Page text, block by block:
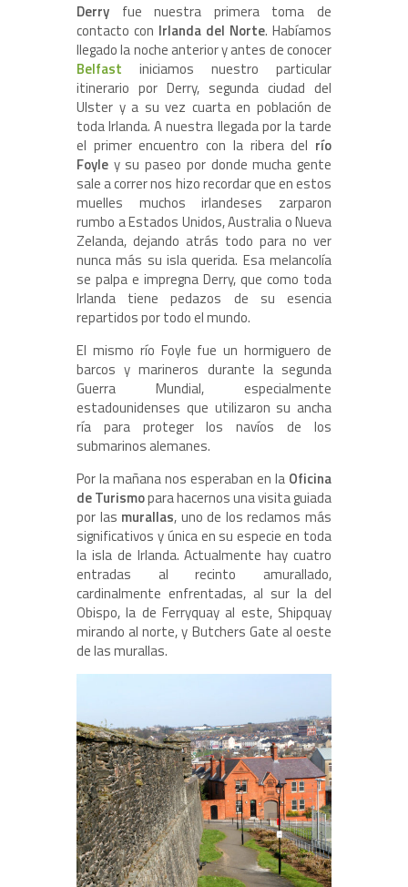
Derry fue nuestra primera toma de
contacto con Irlanda del Norte. Habíamos
llegado la noche anterior y antes de conocer
Belfast
iniciamos nuestro particular
itinerario por Derry, segunda ciudad del
Ulster y a su vez cuarta en población de
toda Irlanda. A nuestra llegada por la tarde
el primer encuentro con la ribera del río
Foyle y su paseo por donde mucha gente
sale a correr nos hizo recordar que en estos
muelles muchos irlandeses zarparon
rumbo a Estados Unidos, Australia o Nueva
Zelanda, dejando atrás todo para no ver
nunca más su isla querida. Esa melancolía
se palpa e impregna Derry, que como toda
Irlanda tiene pedazos de su esencia
repartidos por todo el mundo.
El mismo río Foyle fue un hormiguero de
barcos y marineros durante la segunda
Guerra Mundial, especialmente
estadounidenses que utilizaron su ancha
ría para proteger los navíos de los
submarinos alemanes.
Por la mañana nos esperaban en la Oficina
de Turismopara hacernos una visita guiada
por las murallas, uno de los reclamos más
significativos y única en su especie en toda
la isla de Irlanda. Actualmente hay cuatro
entradas al recinto amurallado,
cardinalmente enfrentadas, al sur la del
Obispo, la de Ferryquay al este, Shipquay
mirando al norte, y Butchers Gate al oeste
de las murallas.